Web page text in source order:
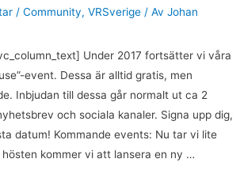
/ Community, VRSverige / Av Johan
Under 2017 fortsätter vi våra
event. Dessa är alltid gratis, men
Inbjudan till dessa går normalt ut ca 2
och sociala kanaler. Signa upp dig,
datum! Kommande events: Nu tar vi lite
kommer vi att lansera en ny …